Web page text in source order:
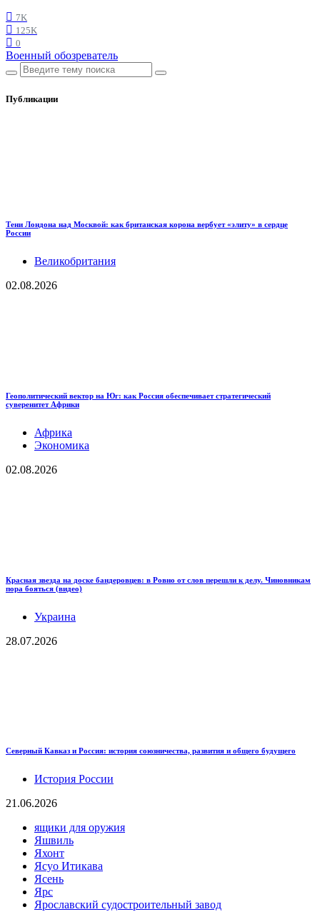
7K
125K
0
Военный обозреватель
Публикации
Тени Лондона над Москвой: как британская корона вербует «элиту» в сердце
России
Великобритания
02.08.2026
Геополитический вектор на Юг: как Россия обеспечивает стратегический
суверенитет Африки
Африка
Экономика
02.08.2026
Красная звезда на доске бандеровцев: в Ровно от слов перешли к делу. Чиновникам
пора бояться (видео)
Украина
28.07.2026
Северный Кавказ и Россия: история союзничества, развития и общего будущего
История России
21.06.2026
ящики для оружия
Яшвиль
Яхонт
Ясуо Итикава
Ясень
Ярс
Ярославский судостроительный завод